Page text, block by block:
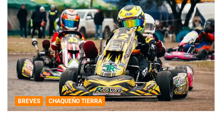
BREVES CHAQUEÑO TIERRA